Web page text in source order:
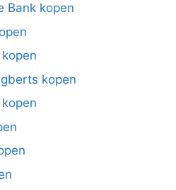
Bank kopen
kopen